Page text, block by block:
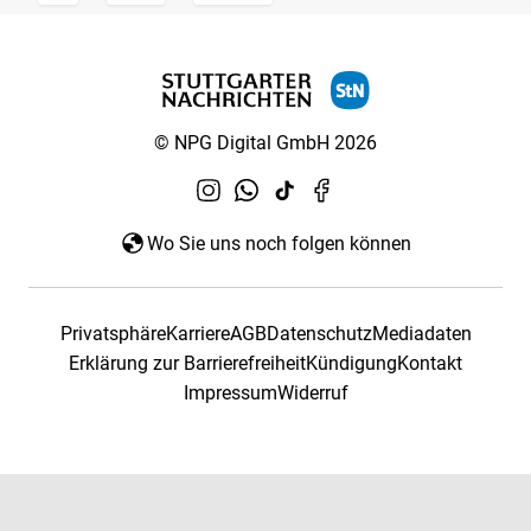
© NPG Digital GmbH 2026
Wo Sie uns noch folgen können
PrivatsphäreKarriereAGBDatenschutzMediadaten
Erklärung zur BarrierefreiheitKündigungKontakt
ImpressumWiderruf